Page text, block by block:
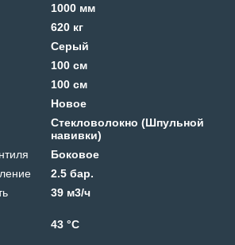
1000 мм
620 кг
Серый
100 см
100 см
Новое
Стекловолокно (Шпульной
навивки)
Боковое
2.5 бар.
39 м3/ч
43 °C